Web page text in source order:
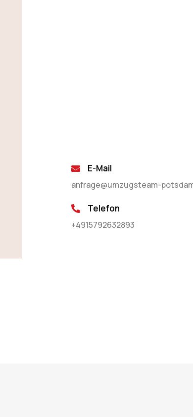
E-Mail
anfrage@umzugsteam-
Telefon
+4915792632893